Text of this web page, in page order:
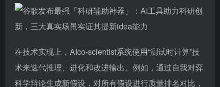
在技术实现上，AIco-scientist系统使用“测试时计算”技
术来迭代推理、进化和改进输出。例如，通过自我对弈
科学辩论生成新假设，对所有假设进行质量排名对比，